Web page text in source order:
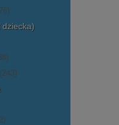
dziecka)
(243)